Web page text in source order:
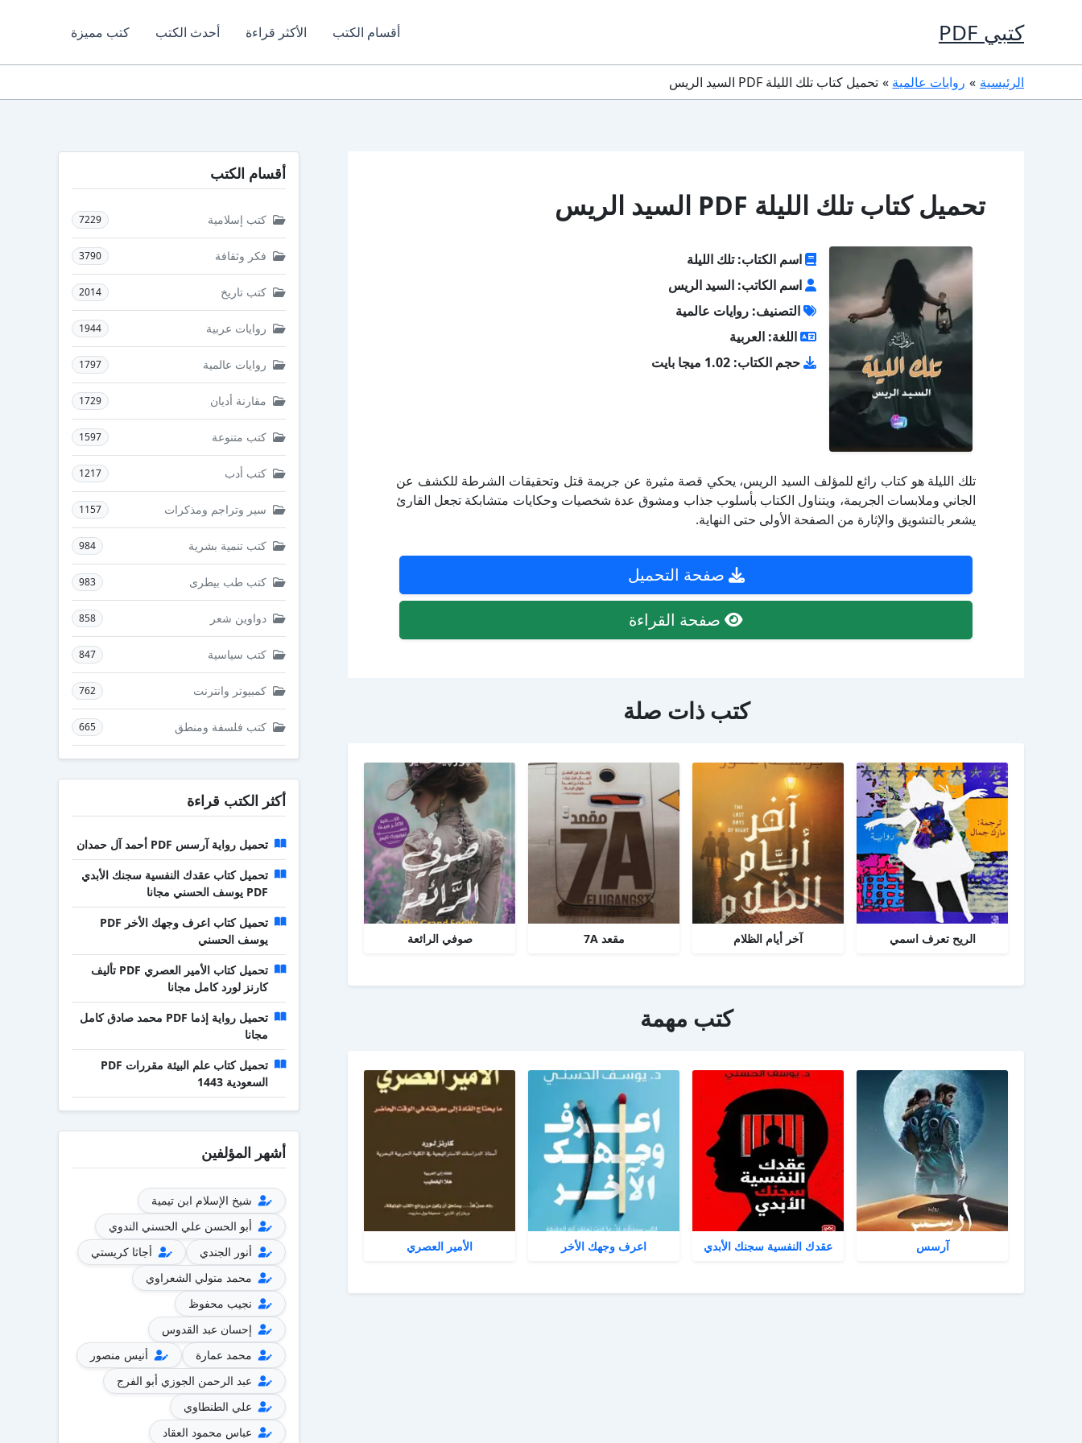
كتبي PDF أقسام الكتب الأكثر قراءة أحدث الكتب كتب مميزة
الرئيسية روايات عالمية تحميل كتاب تلك الليلة PDF السيد الريس
تحميل كتاب تلك الليلة PDF السيد الريس
اسم الكتاب: تلك الليلة
اسم الكاتب: السيد الريس
التصنيف: روايات عالمية
اللغة: العربية
حجم الكتاب: 1.02 ميجا بايت
تلك الليلة هو كتاب رائع للمؤلف السيد الريس، يحكي قصة مثيرة عن جريمة قتل وتحقيقات الشرطة للكشف عن
الجاني وملابسات الجريمة، ويتناول الكتاب بأسلوب جذاب ومشوق عدة شخصيات وحكايات متشابكة تجعل القارئ
يشعر بالتشويق والإثارة من الصفحة الأولى حتى النهاية.
صفحة التحميل
صفحة القراءة
كتب ذات صلة
الريح تعرف اسمي آخر أيام الظلام مقعد 7A صوفي الرائعة
كتب مهمة
آرسس عقدك النفسية سجنك الأبدي اعرف وجهك الأخر الأمير العصري
أقسام الكتب
كتب إسلامية 7229
فكر وثقافة 3790
كتب تاريخ 2014
روايات عربية 1944
روايات عالمية 1797
مقارنة أديان 1729
كتب متنوعة 1597
كتب أدب 1217
سير وتراجم ومذكرات 1157
كتب تنمية بشرية 984
كتب طب بيطرى 983
دواوين شعر 858
كتب سياسية 847
كمبيوتر وانترنت 762
كتب فلسفة ومنطق 665
أكثر الكتب قراءة
تحميل رواية آرسس PDF أحمد آل حمدان
تحميل كتاب عقدك النفسية سجنك الأبدي
PDF يوسف الحسني مجانا
تحميل كتاب اعرف وجهك الأخر PDF
يوسف الحسني
تحميل كتاب الأمير العصري PDF تأليف
كارنز لورد كامل مجانا
تحميل رواية إذما PDF محمد صادق كامل
مجانا
تحميل كتاب علم البيئة مقررات PDF
السعودية 1443
أشهر المؤلفين
شيخ الإسلام ابن تيمية
أبو الحسن علي الحسني الندوي
أنور الجندي
أجاثا كريستي
محمد متولي الشعراوي
نجيب محفوظ
إحسان عبد القدوس
محمد عمارة
أنيس منصور
عبد الرحمن الجوزي أبو الفرج
علي الطنطاوي
عباس محمود العقاد